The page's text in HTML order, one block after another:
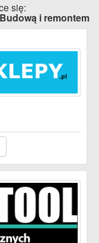
się:
i remontem